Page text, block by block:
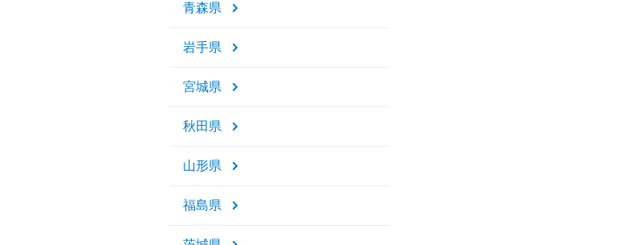
青森県
岩手県
宮城県
秋田県
山形県
福島県